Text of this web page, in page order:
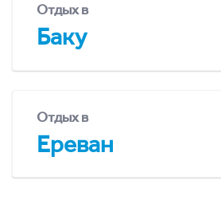
Отдых в
Баку
Отдых в
Ереван